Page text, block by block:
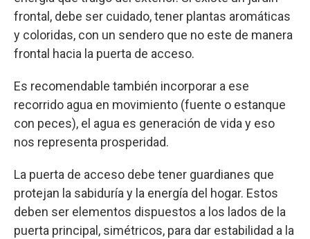
frontal, debe ser cuidado, tener plantas aromáticas
y coloridas, con un sendero que no este de manera
frontal hacia la puerta de acceso.
Es recomendable también incorporar a ese
recorrido agua en movimiento (fuente o estanque
con peces), el agua es generación de vida y eso
nos representa prosperidad.
La puerta de acceso debe tener guardianes que
protejan la sabiduría y la energía del hogar. Estos
deben ser elementos dispuestos a los lados de la
puerta principal, simétricos, para dar estabilidad a la